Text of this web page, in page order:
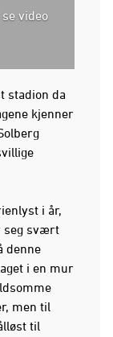
video
stadion da
kjenner
i år,
seg svært
denne
i en mur
men til
til